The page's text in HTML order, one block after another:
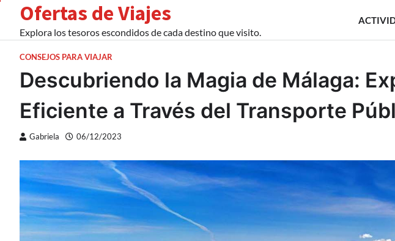
content
Ofertas de Viajes
Explora los tesoros escondidos de cada destino que visito.
CONSEJOS PARA VIAJAR
Descubriendo la Magia de Málaga:
Eficiente a Través del Transporte
Gabriela 06/12/2023